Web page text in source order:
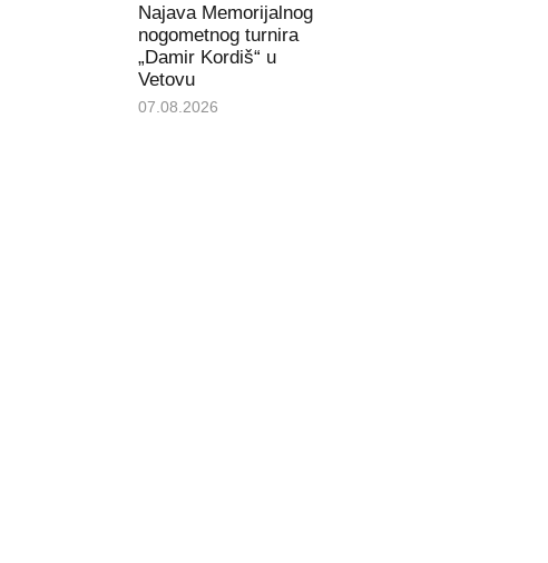
Najava Memorijalnog
nogometnog turnira
„Damir Kordiš“ u
Vetovu
07.08.2026